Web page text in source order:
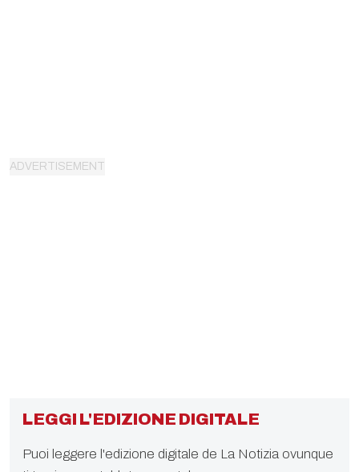
LEGGI L'EDIZIONE DIGITALE
Puoi leggere l'edizione digitale de La Notizia ovunque